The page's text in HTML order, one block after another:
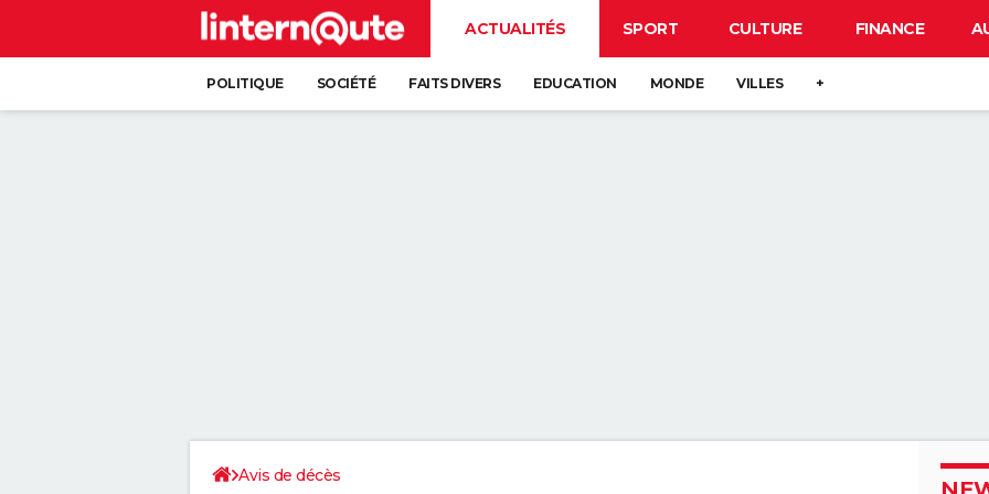
ACTUALITÉS SPORT CULTURE FINANCE
POLITIQUE SOCIÉTÉ FAITS DIVERS EDUCATION MONDE VILLES +
Avis de décès